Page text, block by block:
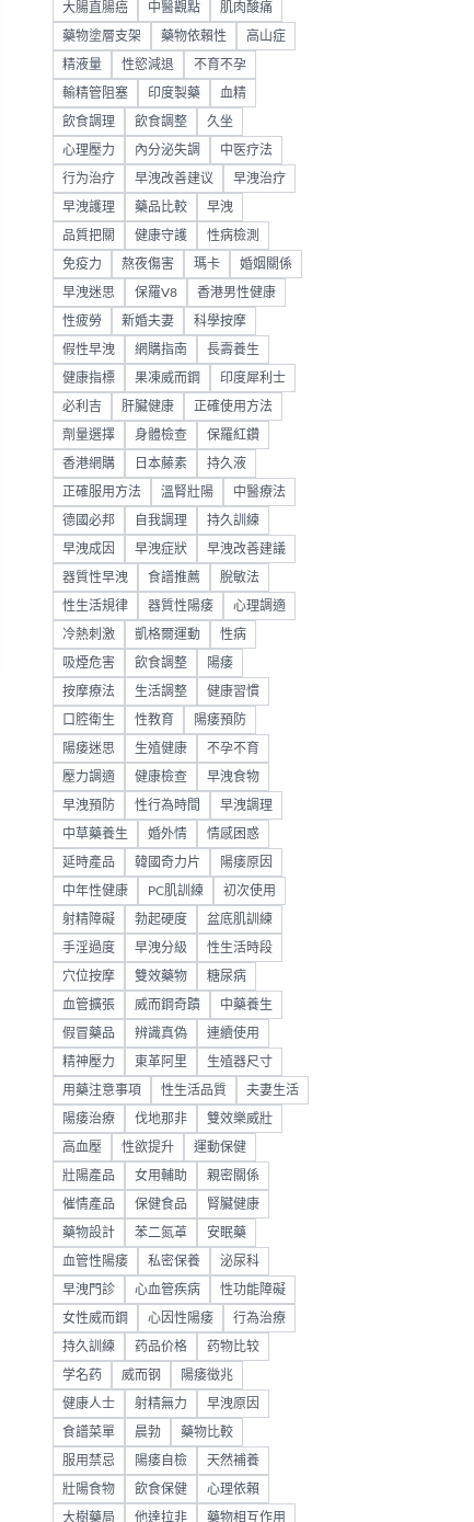
大腸直腸癌 中醫觀點 肌肉酸痛
藥物塗層支架 藥物依賴性 高山症
精液量 性慾減退 不育不孕
輸精管阻塞 印度製藥 血精
飲食調理 飲食調整 久坐
心理壓力 內分泌失調 中医疗法
行为治疗 早洩改善建议 早洩治疗
早洩護理 藥品比較 早洩
品質把關 健康守護 性病檢測
免疫力 熬夜傷害 瑪卡 婚姻關係
早洩迷思 保羅V8 香港男性健康
性疲勞 新婚夫妻 科學按摩
假性早洩 網購指南 長壽養生
健康指標 果凍威而鋼 印度犀利士
必利吉 肝臟健康 正確使用方法
劑量選擇 身體檢查 保羅紅鑽
香港網購 日本藤素 持久液
正確服用方法 溫腎壯陽 中醫療法
德國必邦 自我調理 持久訓練
早洩成因 早洩症狀 早洩改善建議
器質性早洩 食譜推薦 脫敏法
性生活規律 器質性陽痿 心理調適
冷熱刺激 凱格爾運動 性病
吸煙危害 飲食調整 陽痿
按摩療法 生活調整 健康習慣
口腔衛生 性教育 陽痿預防
陽痿迷思 生殖健康 不孕不育
壓力調適 健康檢查 早洩食物
早洩預防 性行為時間 早洩調理
中草藥養生 婚外情 情感困惑
延時產品 韓國奇力片 陽痿原因
中年性健康 PC肌訓練 初次使用
射精障礙 勃起硬度 盆底肌訓練
手淫過度 早洩分級 性生活時段
穴位按摩 雙效藥物 糖尿病
血管擴張 威而鋼奇蹟 中藥養生
假冒藥品 辨識真偽 連續使用
精神壓力 東革阿里 生殖器尺寸
用藥注意事項 性生活品質 夫妻生活
陽痿治療 伐地那非 雙效樂威壯
高血壓 性欲提升 運動保健
壯陽產品 女用輔助 親密關係
催情產品 保健食品 腎臟健康
藥物設計 苯二氮䓬 安眠藥
血管性陽痿 私密保養 泌尿科
早洩門診 心血管疾病 性功能障礙
女性威而鋼 心因性陽痿 行為治療
持久訓練 药品价格 药物比较
学名药 威而钢 陽痿徵兆
健康人士 射精無力 早洩原因
食譜菜單 晨勃 藥物比較
服用禁忌 陽痿自檢 天然補養
壯陽食物 飲食保健 心理依賴
大樹藥局 他達拉非 藥物相互作用